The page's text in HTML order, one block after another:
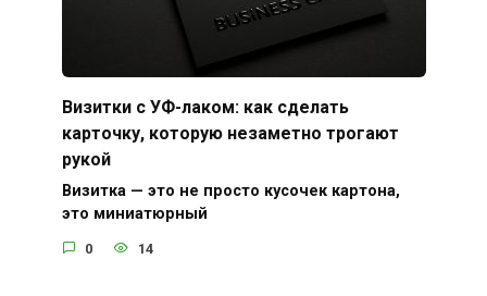
Визитки с УФ-лаком: как сделать
карточку, которую незаметно трогают
рукой
Визитка — это не просто кусочек картона,
это миниатюрный
0 14